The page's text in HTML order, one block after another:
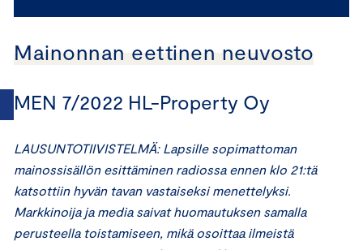
Mainonnan eettinen neuvosto
MEN 7/2022 HL-Property Oy
LAUSUNTOTIIVISTELMÄ: Lapsille sopimattoman
mainossisällön esittäminen radiossa ennen klo 21:tä
katsottiin hyvän tavan vastaiseksi menettelyksi.
Markkinoija ja media saivat huomautuksen samalla
perusteella toistamiseen, mikä osoittaa ilmeistä